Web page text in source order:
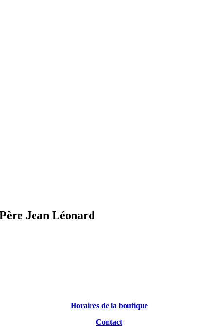
Père Jean Léonard
Horaires de la boutique
Contact